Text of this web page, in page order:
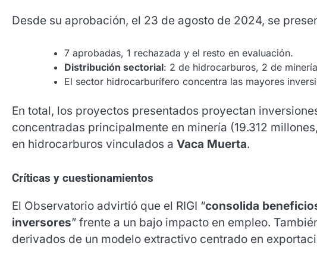
Desde su aprobación, el 23 de agosto de 2024, se
7 aprobadas, 1 rechazada y el resto en evaluación.
Distribución sectorial: 2 de hidrocarburos, 2 de
El sector hidrocarburífero concentra las mayores
En total, los proyectos presentados proyectan
concentradas principalmente en minería (19.312
en hidrocarburos vinculados a Vaca Muerta.
Críticas y cuestionamientos
El Observatorio advirtió que el RIGI “consolida
inversores” frente a un bajo impacto en empleo.
derivados de un modelo extractivo centrado en